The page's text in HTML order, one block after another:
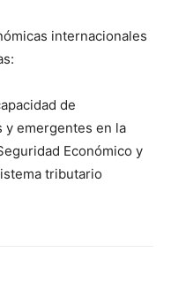
internacionales
de
y emergentes en la
Económico y
tributario